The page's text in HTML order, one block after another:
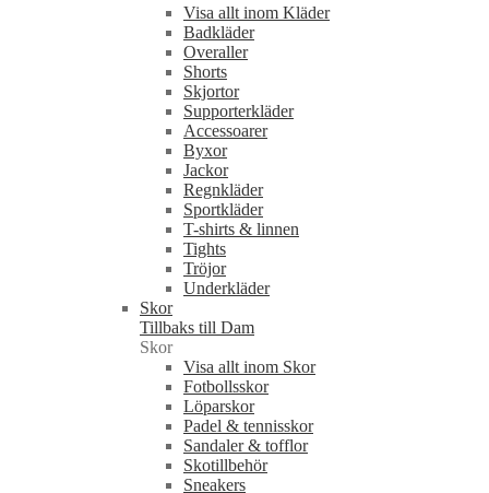
Visa allt inom Kläder
Badkläder
Overaller
Shorts
Skjortor
Supporterkläder
Accessoarer
Byxor
Jackor
Regnkläder
Sportkläder
T-shirts & linnen
Tights
Tröjor
Underkläder
Skor
Tillbaks till Dam
Skor
Visa allt inom Skor
Fotbollsskor
Löparskor
Padel & tennisskor
Sandaler & tofflor
Skotillbehör
Sneakers